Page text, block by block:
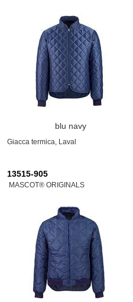
blu navy
Giacca termica, Laval
13515-905
MASCOT® ORIGINALS